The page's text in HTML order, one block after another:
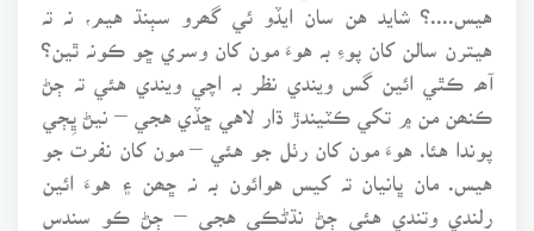
هيس....؟ شايد هن سان ايڏو ئي گھرو سٻنڌ هيم، نہ تہ
هيترن سالن کان پوءِ بہ هوءَ مون کان وسري ڇو ڪونہ ٿين؟
آھہ ڪٿي ائين گس ويندي نظر بہ اچي ويندي هئي تہ ڄڻ
ڪنھن من ۾ تکي ڪٽيندڙ ڌار لاهي ڇڏي هجي – نيڻ ڀِڄي
پوندا هئا. هوءَ مون کان رٺل جو هئي – مون کان نفرت جو
هيس. مان ڀانيان تہ کيس هوائون بہ نہ ڇھن ۽ هوءَ ائين
رلندي وتندي هئي ڄڻ نڌڻڪي هجي – ڄڻ ڪو سندس